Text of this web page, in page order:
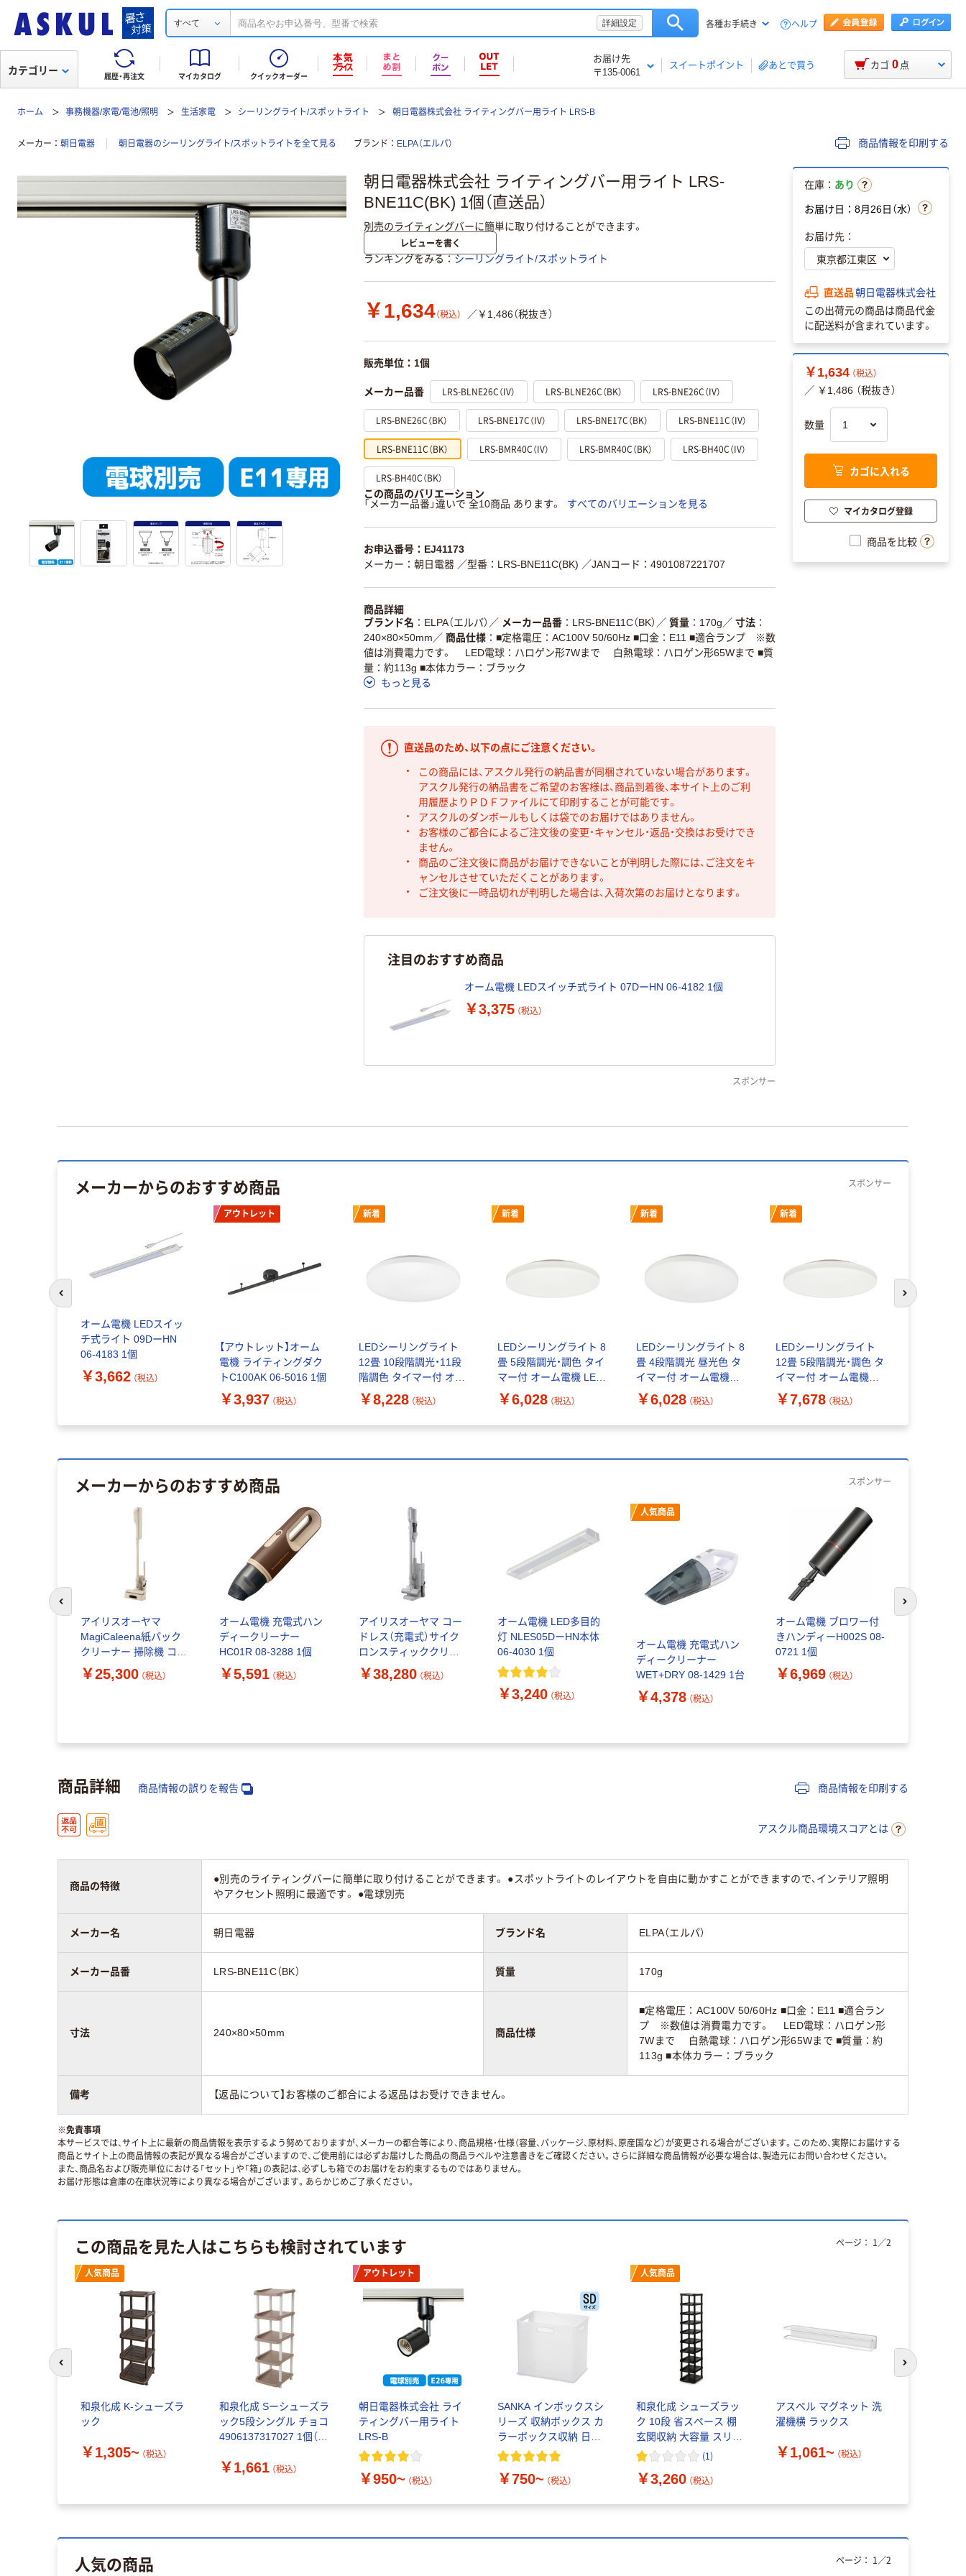
すべて 詳細設定 各種お手続き ヘルプ
履歴・再注文 マイカタログ クイックオーダー
お届け先
〒135-0061
スイートポイント あとで買う
カテゴリー カゴ 0 点
ホーム 事務機器/家電/電池/照明 生活家電 シーリングライト/スポットライト 朝日電器株式会社 ライティングバー用ライト LRS-B
メーカー 朝日電器 朝日電器のシーリングライト/スポットライトを全て見る ブランド ELPA（エルパ） 商品情報を印刷する
朝日電器株式会社 ライティングバー用ライト LRS-
BNE11C(BK) 1個（直送品）
別売のライティングバーに簡単に取り付けることができます。
レビューを書く
ランキングをみる シーリングライト/スポットライト
￥1,634（税込） ／￥1,486（税抜き）
販売単位：1個
メーカー品番 LRS-BLNE26C（IV） LRS-BLNE26C（BK） LRS-BNE26C（IV）
LRS-BNE26C（BK） LRS-BNE17C（IV） LRS-BNE17C（BK） LRS-BNE11C（IV）
LRS-BNE11C（BK） LRS-BMR40C（IV） LRS-BMR40C（BK） LRS-BH40C（IV）
LRS-BH40C（BK）
この商品のバリエーション
「メーカー品番」違いで 全10商品 あります。
すべてのバリエーションを見る
お申込番号：EJ41173
メーカー：朝日電器 ／型番：LRS-BNE11C(BK) ／JANコード：4901087221707
商品詳細
ブランド名
ELPA（エルパ） ／ メーカー品番 LRS-BNE11C（BK） ／ 質量 170g ／ 寸法
240×80×50mm ／ 商品仕様
■定格電圧：AC100V 50/60Hz ■口金：E11 ■適合ランプ ※数
値は消費電力です。 LED電球：ハロゲン形7Wまで 白熱電球：ハロゲン形65Wまで ■質
量：約113g ■本体カラー：ブラック
もっと見る
直送品のため、以下の点にご注意ください。
この商品には、アスクル発行の納品書が同梱されていない場合があります。
アスクル発行の納品書をご希望のお客様は、商品到着後、本サイト上のご利
用履歴よりＰＤＦファイルにて印刷することが可能です。
アスクルのダンボールもしくは袋でのお届けではありません。
お客様のご都合によるご注文後の変更・キャンセル・返品・交換はお受けでき
ません。
商品のご注文後に商品がお届けできないことが判明した際には、ご注文をキ
ャンセルさせていただくことがあります。
ご注文後に一時品切れが判明した場合は、入荷次第のお届けとなります。
注目のおすすめ商品
オーム電機 LEDスイッチ式ライト 07DーHN 06-4182 1個
￥3,375 （税込）
スポンサー
在庫： あり
お届け日：8月26日（水）
お届け先：
直送品朝日電器株式会社
この出荷元の商品は商品代金
に配送料が含まれています。
￥1,634 （税込）
／ ￥1,486 （税抜き）
数量
カゴに入れる
マイカタログ登録
商品を比較
メーカーからのおすすめ商品 スポンサー
オーム電機 LEDスイッ
チ式ライト 09DーHN
06-4183 1個
￥3,662 （税込）
アウトレット
【アウトレット】オーム
電機 ライティングダク
トC100AK 06-5016 1個
￥3,937 （税込）
新着
LEDシーリングライト
12畳 10段階調光・11段
階調色 タイマー付 オー
ム電機 LT-Y45TBZ-W 1
台
￥8,228 （税込）
新着
LEDシーリングライト 8
畳 5段階調光・調色 タイ
マー付 オーム電機 LE-
YH29T8Y-W40 1台
￥6,028 （税込）
新着
LEDシーリングライト 8
畳 4段階調光 昼光色 タ
イマー付 オーム電機
LT-Y36D8Z-W 1台
￥6,028 （税込）
新着
LEDシーリングライト
12畳 5段階調光・調色 タ
イマー付 オーム電機
LE-YH38T12Y-W40 1台
￥7,678 （税込）
次のスライド
メーカーからのおすすめ商品 スポンサー
アイリスオーヤマ
MagiCaleena紙パック
クリーナー 掃除機 コー
ドレス 自走式 2WAY
SBD-202P-HC 1台
￥25,300 （税込）
オーム電機 充電式ハン
ディークリーナー
HC01R 08-3288 1個
￥5,591 （税込）
アイリスオーヤマ コー
ドレス（充電式）サイク
ロンスティッククリー
ナー ゴミ収集ドック付
き SCDー124PDーNH
￥38,280 （税込）
オーム電機 LED多目的
灯 NLES05DーHN本体
06-4030 1個
￥3,240 （税込）
人気商品
オーム電機 充電式ハン
ディークリーナー
WET+DRY 08-1429 1台
￥4,378 （税込）
オーム電機 ブロワー付
きハンディーH002S 08-
0721 1個
￥6,969 （税込）
次のスライド
商品詳細 商品情報の誤りを報告 商品情報を印刷する
アスクル商品環境スコアとは
商品の特徴
●別売のライティングバーに簡単に取り付けることができます。 ●スポットライトのレイアウトを自由に動かすことができますので、インテリア照明
やアクセント照明に最適です。 ●電球別売
メーカー名 朝日電器 ブランド名 ELPA（エルパ）
メーカー品番 LRS-BNE11C（BK） 質量 170g
寸法 240×80×50mm 商品仕様
■定格電圧：AC100V 50/60Hz ■口金：E11 ■適合ラン
プ ※数値は消費電力です。 LED電球：ハロゲン形
7Wまで 白熱電球：ハロゲン形65Wまで ■質量：約
113g ■本体カラー：ブラック
備考 【返品について】お客様のご都合による返品はお受けできません。
※免責事項
本サービスでは、サイト上に最新の商品情報を表示するよう努めておりますが、メーカーの都合等により、商品規格・仕様（容量、パッケージ、原材料、原産国など）が変更される場合がございます。このため、実際にお届けする
商品とサイト上の商品情報の表記が異なる場合がございますので、ご使用前には必ずお届けした商品の商品ラベルや注意書きをご確認ください。さらに詳細な商品情報が必要な場合は、製造元にお問い合わせください。
また、商品名および販売単位における「セット」や「箱」の表記は、必ずしも箱でのお届けをお約束するものではありません。
お届け形態は倉庫の在庫状況等により異なる場合がございます。あらかじめご了承ください。
この商品を見た人はこちらも検討されています
人気商品
和泉化成 K-シューズラ
ック
￥1,305~ （税込）
和泉化成 Sーシューズラ
ック5段シングル チョコ
4906137317027 1個（直
￥1,661 （税込）
アウトレット
朝日電器株式会社 ライ
ティングバー用ライト
LRS-B
￥950~ （税込）
SANKA インボックスシ
リーズ 収納ボックス カ
ラーボックス収納 日本
製
￥750~ （税込）
人気商品
和泉化成 シューズラッ
ク 10段 省スペース 棚
玄関収納 大容量 スリム
ブラック 220327 1個
(1)
￥3,260 （税込）
アスベル マグネット 洗
濯機横 ラックス
￥1,061~ （税込）
ページ： 1 ／2
前のスライドへ 次のスライド
人気の商品 ページ： 1 ／2